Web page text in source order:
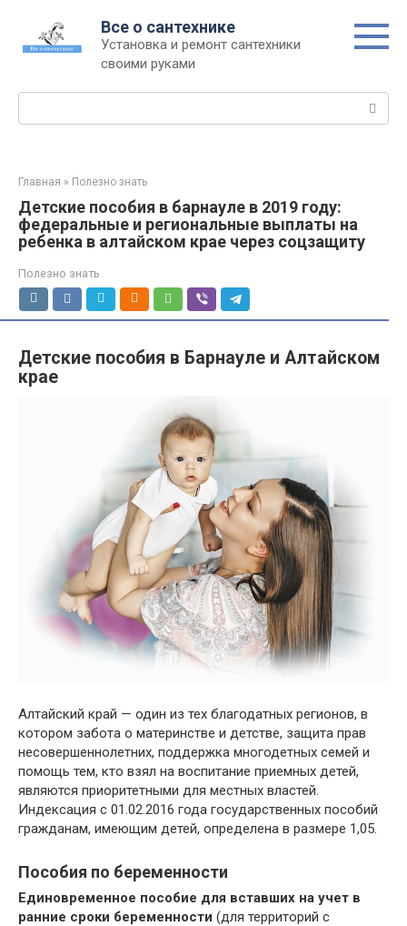
контенту
Все о сантехнике
Установка и ремонт сантехники
своими руками
Главная » Полезно знать
Детские пособия в барнауле в 2019 году:
федеральные и региональные выплаты на
ребенка в алтайском крае через соцзащиту
Полезно знать
Детские пособия в Барнауле и Алтайском
крае
Алтайский край — один из тех благодатных регионов, в
котором забота о материнстве и детстве, защита прав
несовершеннолетних, поддержка многодетных семей и
помощь тем, кто взял на воспитание приемных детей,
являются приоритетными для местных властей.
Индексация с 01.02.2016 года государственных пособий
гражданам, имеющим детей, определена в размере 1,05.
Пособия по беременности
Единовременное пособие для вставших на учет в
ранние сроки беременности (для территорий с